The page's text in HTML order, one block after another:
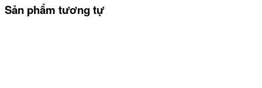
Sản phẩm tương tự